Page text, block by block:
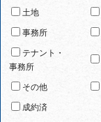
土地
事務所
テナント・
事務所
その他
成約済